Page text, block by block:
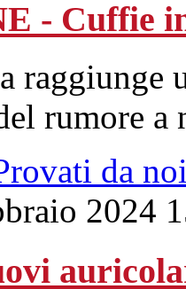
- Cuffie
raggiunge
rumore
da
2024